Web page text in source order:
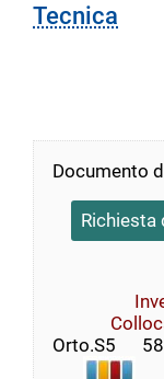
Tecnica
Documento
Richiesta
Orto.S5